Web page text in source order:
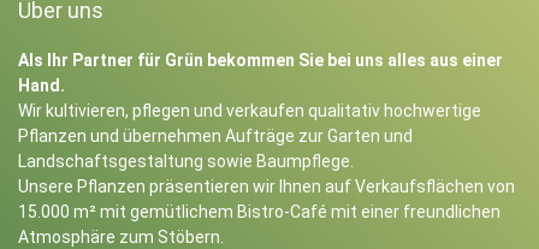
Über uns
Als Ihr Partner für Grün bekommen Sie bei uns alles aus einer
Hand.
Wir kultivieren, pflegen und verkaufen qualitativ hochwertige
Pflanzen und übernehmen Aufträge zur Garten und
Landschaftsgestaltung sowie Baumpflege.
Unsere Pflanzen präsentieren wir Ihnen auf Verkaufsflächen von
15.000 m² mit gemütlichem Bistro-Café mit einer freundlichen
Atmosphäre zum Stöbern.